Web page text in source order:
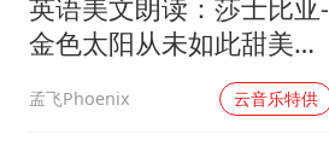
英语美文朗读：莎士比亚-
金色太阳从未如此甜美吻
孟飞Phoenix 云音乐特供